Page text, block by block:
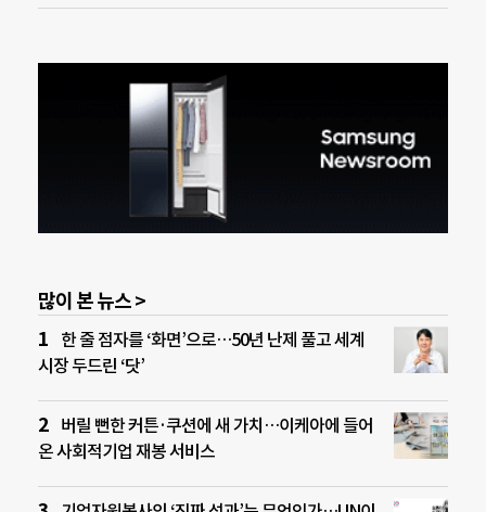
많이 본 뉴스 >
한 줄 점자를 ‘화면’으로…50년 난제 풀고 세계
시장 두드린 ‘닷’
버릴 뻔한 커튼·쿠션에 새 가치…이케아에 들어
온 사회적기업 재봉 서비스